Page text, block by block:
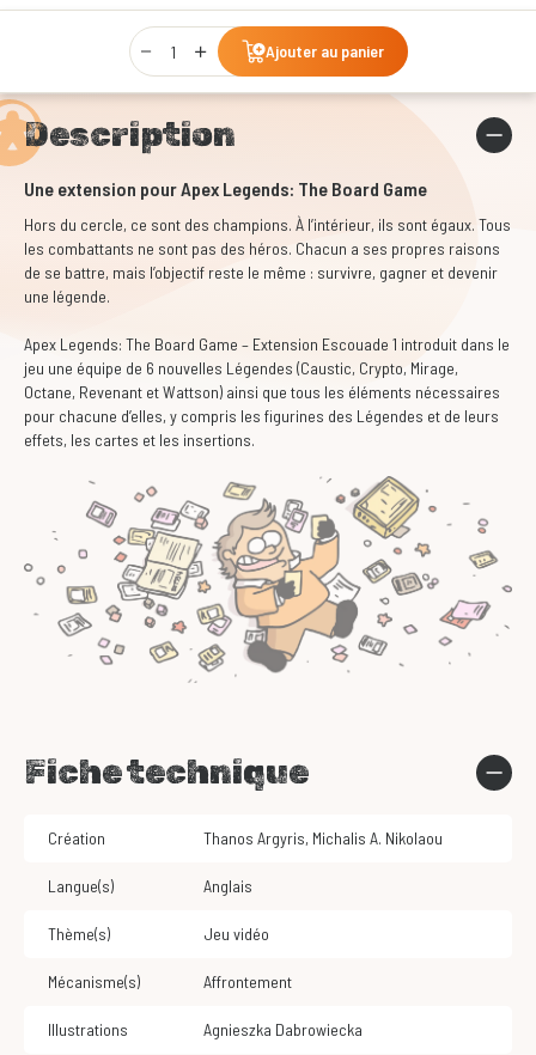
Qty
Ajouter au panier
Description
Une extension pour Apex Legends: The Board Game
Hors du cercle, ce sont des champions. À l’intérieur, ils sont égaux. Tous
les combattants ne sont pas des héros. Chacun a ses propres raisons
de se battre, mais l’objectif reste le même : survivre, gagner et devenir
une légende.
Apex Legends: The Board Game – Extension Escouade 1 introduit dans le
jeu une équipe de 6 nouvelles Légendes (Caustic, Crypto, Mirage,
Octane, Revenant et Wattson) ainsi que tous les éléments nécessaires
pour chacune d’elles, y compris les figurines des Légendes et de leurs
effets, les cartes et les insertions.
Fiche technique
Création Thanos Argyris, Michalis A. Nikolaou
Langue(s) Anglais
Thème(s) Jeu vidéo
Mécanisme(s) Affrontement
Illustrations Agnieszka Dabrowiecka